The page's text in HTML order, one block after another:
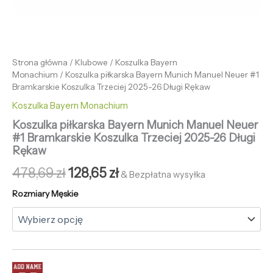
Strona główna / Klubowe / Koszulka Bayern
Monachium / Koszulka piłkarska Bayern Munich Manuel Neuer #1
Bramkarskie Koszulka Trzeciej 2025-26 Długi Rękaw
Koszulka Bayern Monachium
Koszulka piłkarska Bayern Munich Manuel Neuer
#1 Bramkarskie Koszulka Trzeciej 2025-26 Długi
Rękaw
478,69zł128,65zł & Bezpłatna wysyłka
Rozmiary Męskie